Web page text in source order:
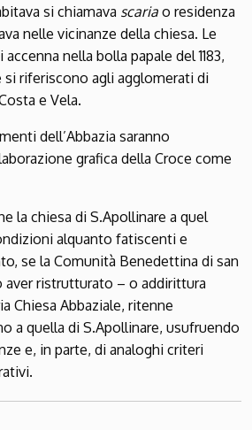
si chiamava scaria o residenza
nelle vicinanze della chiesa. Le
nella bolla papale del 1183,
riferiscono agli agglomerati di
e Vela.
dell’Abbazia saranno
grafica della Croce come
la chiesa di S.Apollinare a quel
alquanto fatiscenti e
se la Comunità Benedettina di san
aver ristrutturato – o addirittura
Chiesa Abbaziale, ritenne
a quella di S.Apollinare, usufruendo
e, in parte, di analoghi criteri